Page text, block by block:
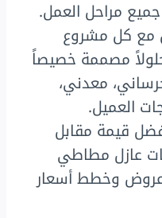
مراحل العمل.
مع كل مشروع
مصممة خصيصاً
معدني،
العميل.
قيمة مقابل
عازل مطاطي
عروض وخطط أسعار